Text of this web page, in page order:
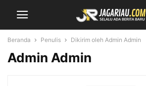
Beranda Penulis Dikirim oleh Admin Admin
Admin Admin